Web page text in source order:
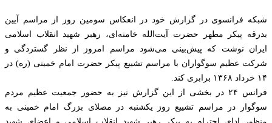
شبکه فرانسوی در گزارش خود در انعکاس سومین روز از مراسم آیین
بدرقه پیکر مطهر حضرت آیت‌الله خامنه‌ای، رهبر شهید انقلاب اسلامی
ایران نوشت که پیش‌بینی می‌شود مراسم امروز از نظر گستردگی و
شرکت عظیم سوگواران با مراسم تشییع پیکر حضرت امام خمینی (ره) در
۱۴ خرداد ۱۳۶۸ برابری کند.
فرانس ۲۴ در بخشی از این گزارش نیز به حضور جمعیت عظیم مردم
سوگوار در مراسم تشییع روز یکشنبه در مصلای بزرگ امام خمینی به